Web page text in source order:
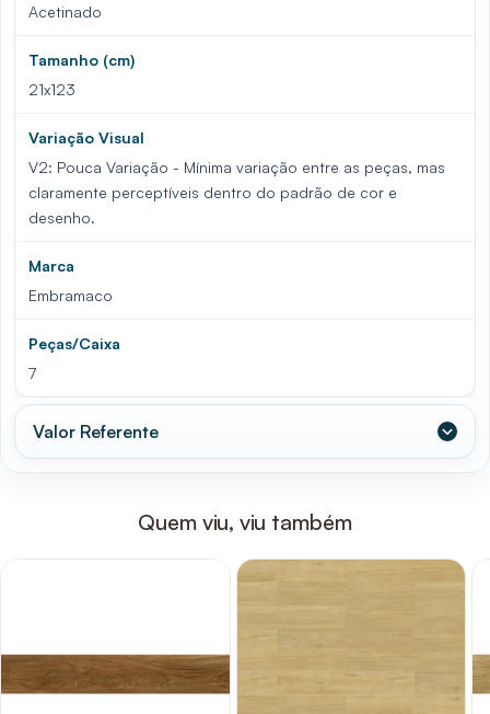
Acetinado
Tamanho (cm)
21x123
Variação Visual
V2: Pouca Variação - Mínima variação entre as peças, mas
claramente perceptíveis dentro do padrão de cor e
desenho.
Marca
Embramaco
Peças/Caixa
7
Valor Referente
Quem viu, viu também